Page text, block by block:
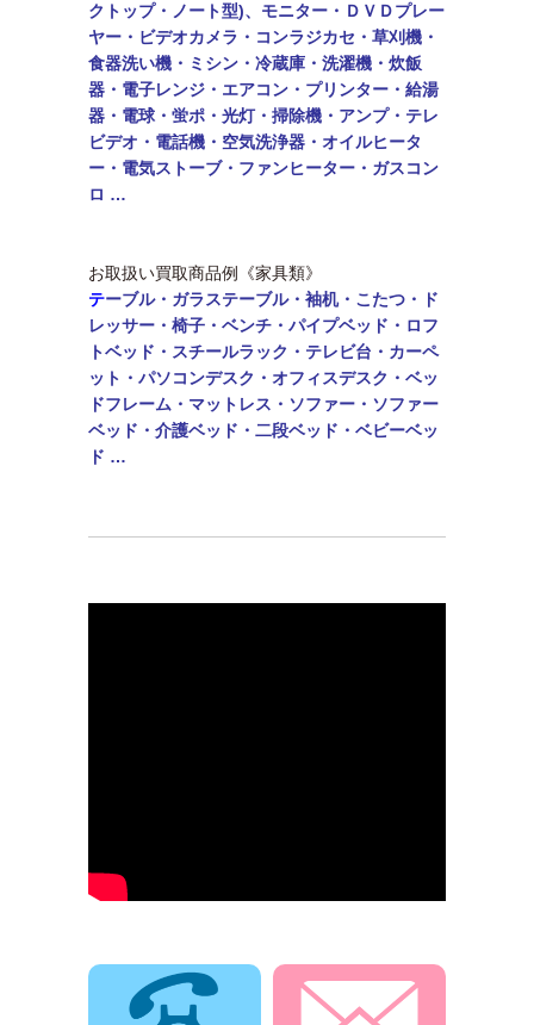
クトップ・ノート型)、モニター・ ＤＶＤプレー
ヤー・ビデオカメラ・コンラジカセ・草刈機・
食器洗い機・ミシン・ 冷蔵庫・洗濯機・炊飯
器・電子レンジ・エアコン・ プリンター・給湯
器・電球・蛍ポ・光灯・掃除機・アンプ・テレ
ビデオ・電話機・ 空気洗浄器・オイルヒータ
ー・電気ストーブ・ファンヒーター・ガスコン
ロ …
お取扱い買取商品例《家具類》
テーブル・ ガラステーブル・袖机・こたつ・ド
レッサー・椅子・ベンチ・パイプベッド・ロフ
トベッド・ スチールラック・テレビ台・カーペ
ット・パソコンデスク・オフィスデスク・ベッ
ドフレーム・マットレス・ソファー・ソファー
ベッド・介護ベッド・二段ベッド・ ベビーベッ
ド …
電話でお問合せ